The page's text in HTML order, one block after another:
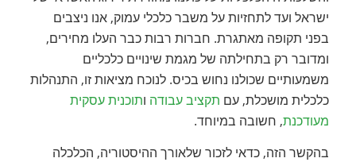
ישראל ועד לתחזיות על משבר כלכלי עמוק, אנו ניצבים
בפני תקופה מאתגרת. חברות רבות כבר העלו מחירים,
ומדובר רק בתחילתה של מגמת שינויים כלכליים
משמעותיים שכולנו נחוש בכיס. לנוכח מציאות זו, התנהלות
כלכלית מושכלת, עם תקציב עבודה ותוכנית עסקית
מעודכנת, חשובה במיוחד.
בהקשר הזה, כדאי לזכור שלאורך ההיסטוריה, הכלכלה